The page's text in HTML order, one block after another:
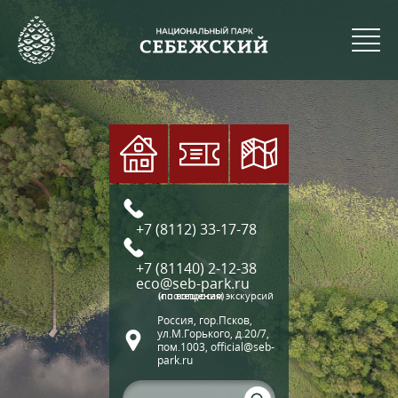
+7 (8112) 33-17-78
+7 (81140) 2-12-38
eco@seb-park.ru
(по вопросам экскурсий и посещения)
Россия, гор.Псков,
ул.М.Горького, д.20/7,
пом.1003, official@seb-
park.ru